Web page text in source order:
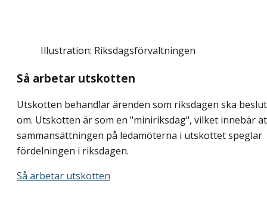
Illustration: Riksdagsförvaltningen
Så arbetar utskotten
Utskotten behandlar ärenden som riksdagen ska
om. Utskotten är som en "miniriksdag", vilket innebär
sammansättningen på ledamöterna i utskottet speglar
fördelningen i riksdagen.
Så arbetar utskotten